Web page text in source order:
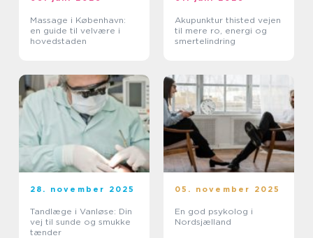
Massage i København:
en guide til velvære i
hovedstaden
Akupunktur thisted vejen
til mere ro, energi og
smertelindring
28. november 2025
Tandlæge i Vanløse: Din
vej til sunde og smukke
tænder
05. november 2025
En god psykolog i
Nordsjælland